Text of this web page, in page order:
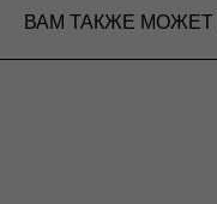
ВАМ ТАКЖЕ